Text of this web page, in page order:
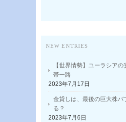
NEW ENTRIES
【世界情勢】ユーラシア
帯一路
2023年7月17日
金貸しは、最後の巨大株バ
る？
2023年7月6日